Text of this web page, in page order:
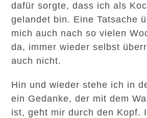
dafür sorgte, dass ich als
gelandet bin. Eine Tatsache
mich auch nach so vielen
da, immer wieder selbst
auch nicht.
Hin und wieder stehe ich in
ein Gedanke, der mit dem
ist, geht mir durch den Kopf.